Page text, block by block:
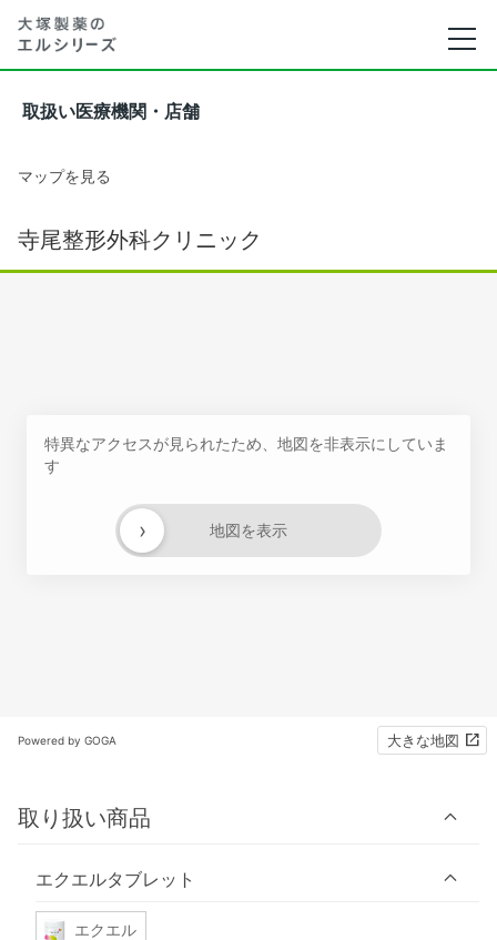
取扱い医療機関・店舗
マップを見る
寺尾整形外科クリニック
特異なアクセスが見られたため、地図を非表示にしていま
す
地図を表示
›
Powered by GOGA 大きな地図
取り扱い商品
エクエルタブレット
エクエル